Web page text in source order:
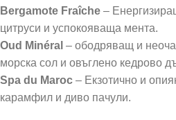
Bergamote Fraîche –
цитруси и успокояваща мента.
Oud Minéral – ободряващ и
морска сол и овъглено кедрово
Spa du Maroc – Екзотично и
карамфил и диво пачули.​​